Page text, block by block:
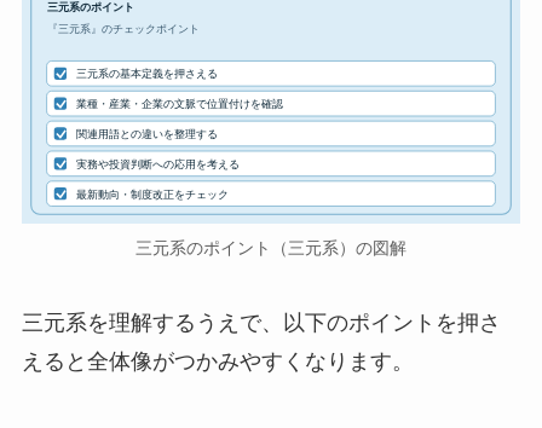
三元系のポイント
『三元系』のチェックポイント
三元系の基本定義を押さえる
業種・産業・企業の文脈で位置付けを確認
関連用語との違いを整理する
実務や投資判断への応用を考える
最新動向・制度改正をチェック
三元系のポイント（三元系）の図解
三元系を理解するうえで、以下のポイントを押さ
えると全体像がつかみやすくなります。